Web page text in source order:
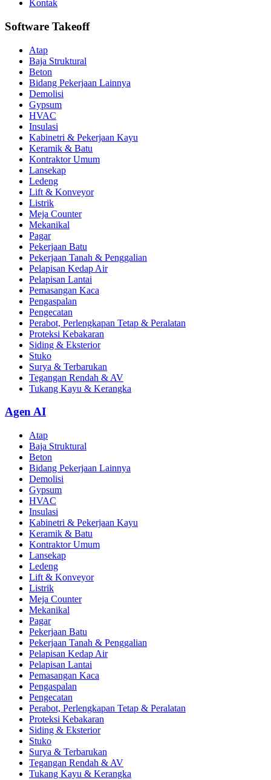
Kontak
Software Takeoff
Atap
Baja Struktural
Beton
Bidang Pekerjaan Lainnya
Demolisi
Gypsum
HVAC
Insulasi
Kabinetri & Pekerjaan Kayu
Keramik & Batu
Kontraktor Umum
Lansekap
Ledeng
Lift & Konveyor
Listrik
Meja Counter
Mekanikal
Pagar
Pekerjaan Batu
Pekerjaan Tanah & Penggalian
Pelapisan Kedap Air
Pelapisan Lantai
Pemasangan Kaca
Pengaspalan
Pengecatan
Perabot, Perlengkapan Tetap & Peralatan
Proteksi Kebakaran
Siding & Eksterior
Stuko
Surya & Terbarukan
Tegangan Rendah & AV
Tukang Kayu & Kerangka
Agen AI
Atap
Baja Struktural
Beton
Bidang Pekerjaan Lainnya
Demolisi
Gypsum
HVAC
Insulasi
Kabinetri & Pekerjaan Kayu
Keramik & Batu
Kontraktor Umum
Lansekap
Ledeng
Lift & Konveyor
Listrik
Meja Counter
Mekanikal
Pagar
Pekerjaan Batu
Pekerjaan Tanah & Penggalian
Pelapisan Kedap Air
Pelapisan Lantai
Pemasangan Kaca
Pengaspalan
Pengecatan
Perabot, Perlengkapan Tetap & Peralatan
Proteksi Kebakaran
Siding & Eksterior
Stuko
Surya & Terbarukan
Tegangan Rendah & AV
Tukang Kayu & Kerangka